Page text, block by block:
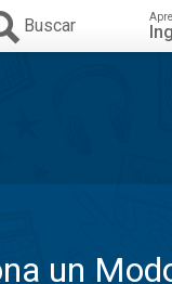
Buscar
un